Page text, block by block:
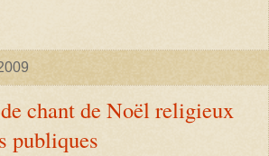
chant de Noël religieux
publiques